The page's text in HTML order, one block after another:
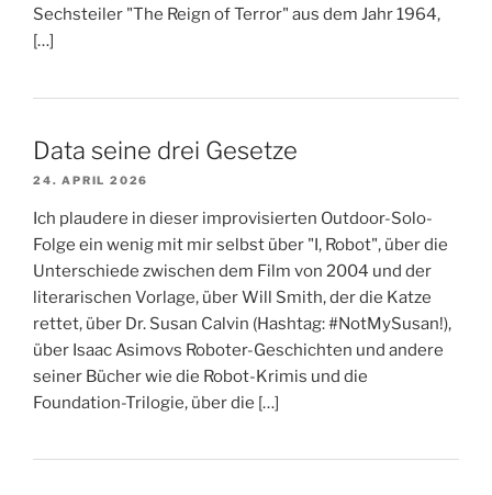
Sechsteiler "The Reign of Terror" aus dem Jahr 1964,
[…]
Data seine drei Gesetze
24. APRIL 2026
Ich plaudere in dieser improvisierten Outdoor-Solo-
Folge ein wenig mit mir selbst über "I, Robot", über die
Unterschiede zwischen dem Film von 2004 und der
literarischen Vorlage, über Will Smith, der die Katze
rettet, über Dr. Susan Calvin (Hashtag: #NotMySusan!),
über Isaac Asimovs Roboter-Geschichten und andere
seiner Bücher wie die Robot-Krimis und die
Foundation-Trilogie, über die […]